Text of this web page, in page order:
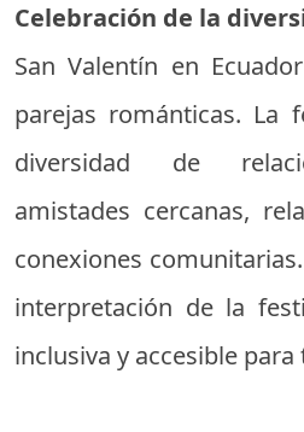
Celebración de la
San Valentín en
parejas románticas. La
diversidad de
amistades cercanas,
conexiones
interpretación de la
inclusiva y accesible para